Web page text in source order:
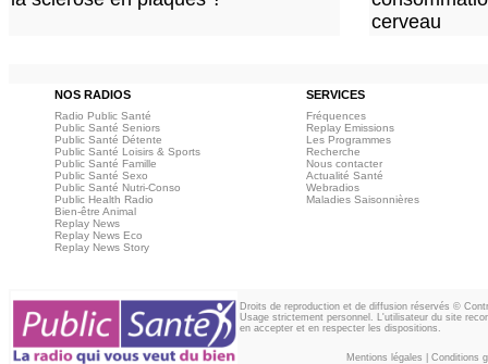
cerveau
NOS RADIOS SERVICES
Radio Public Santé
Public Santé Seniors
Public Santé Détente
Public Santé Loisirs & Sports
Public Santé Famille
Public Santé Sexo
Public Santé Nutri-Conso
Public Health Radio
Bien-être Animal
Replay News
Replay News Eco
Replay News Story
Fréquences
Replay Emissions
Les Programmes
Recherche
Nous contacter
Actualité Santé
Webradios
Maladies Saisonnières
Droits de reproduction et de diffusion réservés ©
Usage strictement personnel. L'utilisateur du site
en accepter et en respecter les dispositions.
Mentions légales Conditions